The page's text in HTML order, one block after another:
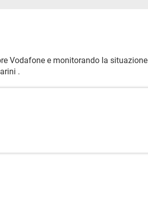
Vodafone e monitorando la situazione
.